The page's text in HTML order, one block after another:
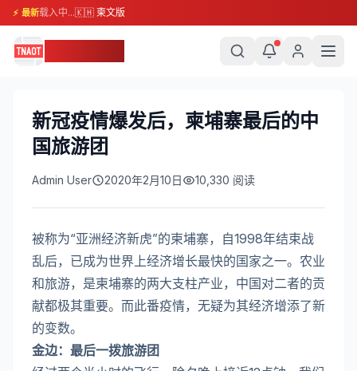
⚡ 最新载入中...🇰🇭 柬文版
新冠疫情爆发后，柬埔寨最后的中
国旅游团
Admin User 2020年2月10日 10,330 阅读
被称为“亚洲经济新虎”的柬埔寨，自1998年结束战
乱后，已成为世界上经济增长最快的国家之一。农业
和旅游，是柬埔寨的两大支柱产业，中国对二者的贡
献都极其重要。而此番疫情，无疑为其经济增添了新
的变数。
金边：最后一拨旅游团